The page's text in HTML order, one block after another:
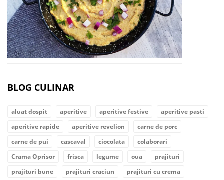
BLOG CULINAR
aluat dospit aperitive aperitive festive
aperitive pasti
aperitive rapide
aperitive revelion
carne de porc
carne de pui
cascaval ciocolata
colaborari
Crama Oprisor
frisca legume oua
prajituri
prajituri bune
prajituri craciun
prajituri cu crema